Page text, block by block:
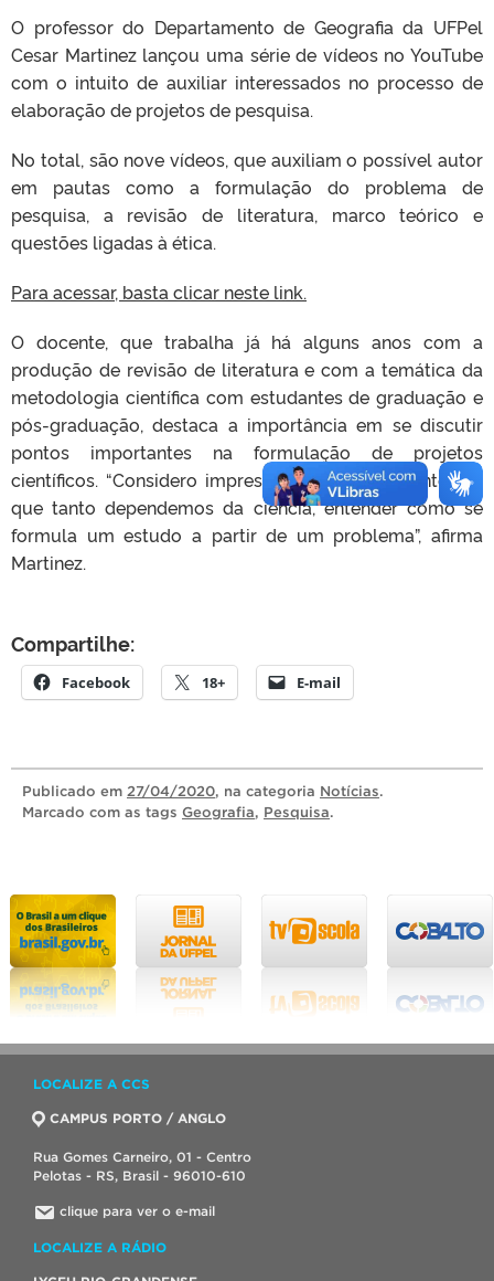
O professor do Departamento de Geografia da UFPel
Cesar Martinez lançou uma série de vídeos no YouTube
com o intuito de auxiliar interessados no processo de
elaboração de projetos de pesquisa.
No total, são nove vídeos, que auxiliam o possível autor
em pautas como a formulação do problema de
pesquisa, a revisão de literatura, marco teórico e
questões ligadas à ética.
Para acessar, basta clicar neste link.
O docente, que trabalha já há alguns anos com a
produção de revisão de literatura e com a temática da
metodologia científica com estudantes de graduação e
pós-graduação, destaca a importância em se discutir
pontos importantes na formulação de projetos
científicos. “Considero imprescindível, no momento em
que tanto dependemos da ciência, entender como se
formula um estudo a partir de um problema”, afirma
Martinez.
Compartilhe:
Facebook 18+ E-mail
Publicado em 27/04/2020, na categoria Notícias.
Marcado com as tags Geografia, Pesquisa.
LOCALIZE A CCS
CAMPUS PORTO / ANGLO
Rua Gomes Carneiro, 01 - Centro
Pelotas - RS, Brasil - 96010-610
clique para ver o e-mail
LOCALIZE A RÁDIO